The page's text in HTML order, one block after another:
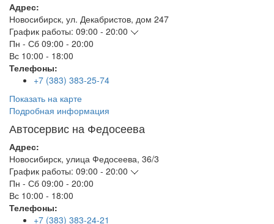
Адрес:
Новосибирск, ул. Декабристов, дом 247
График работы: 09:00 - 20:00
Пн - Сб 09:00 - 20:00
Вс 10:00 - 18:00
Телефоны:
+7 (383) 383-25-74
Показать на карте
Подробная информация
Автосервис на Федосеева
Адрес:
Новосибирск, улица Федосеева, 36/3
График работы: 09:00 - 20:00
Пн - Сб 09:00 - 20:00
Вс 10:00 - 18:00
Телефоны:
+7 (383) 383-24-21